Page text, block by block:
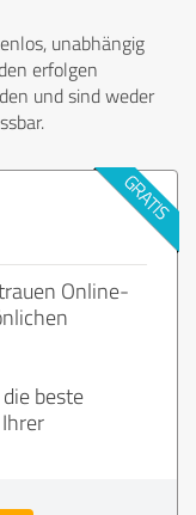
unabhängig
erfolgen
und sind weder
Online-
beste